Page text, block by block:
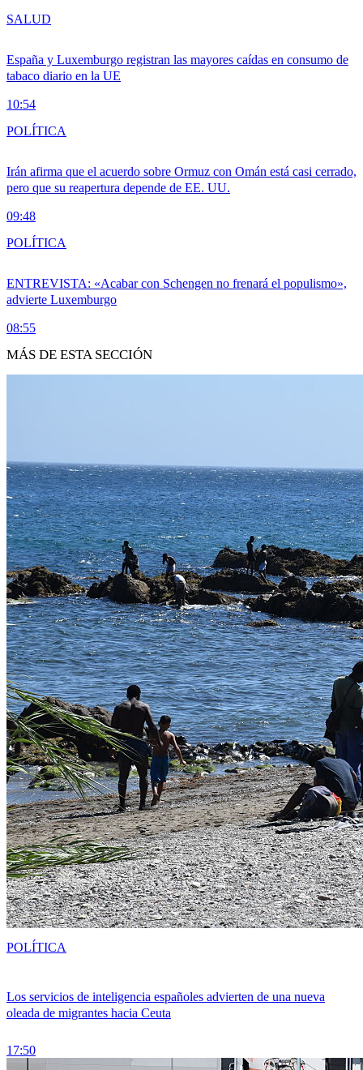
España y Luxemburgo registran las mayores caídas en consumo de
tabaco diario en la UE
10:54
SALUD
Irán afirma que el acuerdo sobre Ormuz con Omán está casi cerrado,
pero que su reapertura depende de EE. UU.
09:48
POLÍTICA
ENTREVISTA: «Acabar con Schengen no frenará el populismo»,
advierte Luxemburgo
08:55
POLÍTICA
MÁS DE ESTA SECCIÓN
Los servicios de inteligencia españoles advierten de una nueva
oleada de migrantes hacia Ceuta
17:50
POLÍTICA